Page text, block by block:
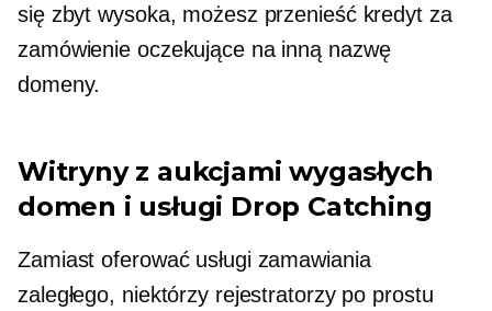
się zbyt wysoka, możesz przenieść kredyt za
zamówienie oczekujące na inną nazwę
domeny.
Witryny z aukcjami wygasłych
domen i usługi Drop Catching
Zamiast oferować usługi zamawiania
zaległego, niektórzy rejestratorzy po prostu